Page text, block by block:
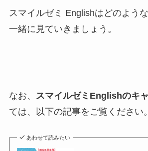
スマイルゼミ Englishはどのよう
一緒に見ていきましょう。
なお、 スマイルゼミEnglishのキ
ては、以下の記事をご覧ください。
あわせて読みたい